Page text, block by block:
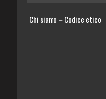
Chi siamo – Codice etico